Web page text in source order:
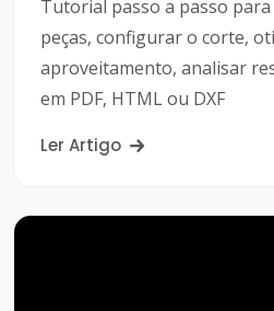
Tutorial passo a passo
peças, configurar o corte,
aproveitamento, analisar
em PDF, HTML ou DXF
Ler Artigo